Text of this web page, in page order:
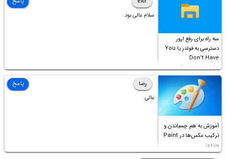
سه راه برای رفع ارور
دسترسی به فولدر یا You
Don’t Have
Permission to
Access this folder
سلام عالی بود.
آموزش به هم چسباندن و
ترکیب عکس‌ها در Paint
ویندوز
رضا
عالی
پاسخ